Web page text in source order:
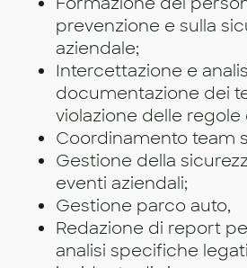
prevenzione e sulla
aziendale;
Intercettazione e
documentazione dei
violazione delle regole
Coordinamento team
Gestione della
eventi aziendali;
Gestione parco auto,
Redazione di report
analisi specifiche